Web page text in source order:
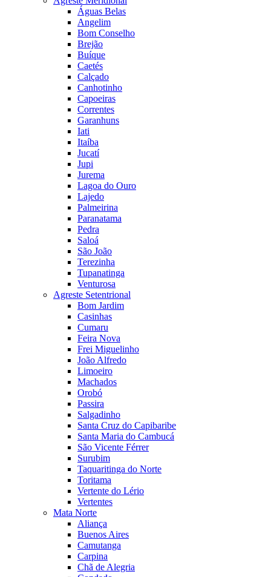
Águas Belas
Angelim
Bom Conselho
Brejão
Buíque
Caetés
Calçado
Canhotinho
Capoeiras
Correntes
Garanhuns
Iati
Itaíba
Jucatí
Jupi
Jurema
Lagoa do Ouro
Lajedo
Palmeirina
Paranatama
Pedra
Saloá
São João
Terezinha
Tupanatinga
Venturosa
Agreste Setentrional
Bom Jardim
Casinhas
Cumaru
Feira Nova
Frei Miguelinho
João Alfredo
Limoeiro
Machados
Orobó
Passira
Salgadinho
Santa Cruz do Capibaribe
Santa Maria do Cambucá
São Vicente Férrer
Surubim
Taquaritinga do Norte
Toritama
Vertente do Lério
Vertentes
Mata Norte
Aliança
Buenos Aires
Camutanga
Carpina
Chã de Alegria